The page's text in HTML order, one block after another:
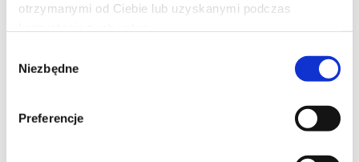
otrzymanymi od Ciebie lub uzyskanymi podczas
zgody
Niezbędne
Preferencje
TO BYŁ ZWYKŁY PRZYPADEK 2D
napisy
Małżeństwo z kilkuletnią córką wraca wieczorem do domu, ale
awaria samochodu zmusza ich do udania się do warsztatu. Jeden
z mechaników proponuje pomoc. Drugi, przyglądający się z oddali
irańskiej policji, który torturował go w trakcie przesłuchań po